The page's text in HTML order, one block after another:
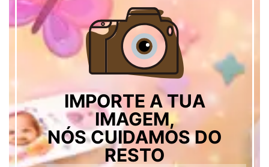
IMPORTE A TUA
IMAGEM,
NÓS CUIDAMOS DO
RESTO